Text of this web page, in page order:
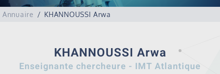
Annuaire KHANNOUSSI Arwa
KHANNOUSSI Arwa
Enseignante chercheure - IMT Atlantique